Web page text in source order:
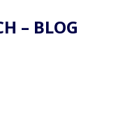
– BLOG